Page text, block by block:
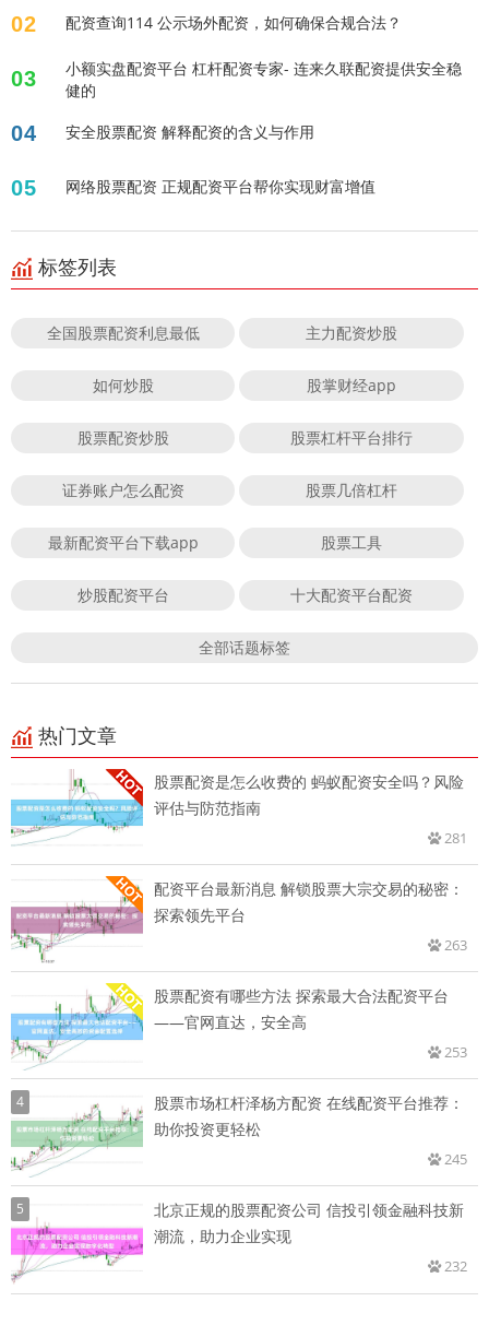
02 配资查询114 公示场外配资，如何确保合规合法？
03
小额实盘配资平台 杠杆配资专家- 连来久联配资提供安全稳
健的
04 安全股票配资 解释配资的含义与作用
05 网络股票配资 正规配资平台帮你实现财富增值
标签列表
全国股票配资利息最低 主力配资炒股
如何炒股 股掌财经app
股票配资炒股 股票杠杆平台排行
证券账户怎么配资 股票几倍杠杆
最新配资平台下载app 股票工具
炒股配资平台 十大配资平台配资
全部话题标签
热门文章
股票配资是怎么收费的 蚂蚁配资安全吗？风险
评估与防范指南
281
配资平台最新消息 解锁股票大宗交易的秘密：
探索领先平台
263
股票配资有哪些方法 探索最大合法配资平台
——官网直达，安全高
253
4
股票市场杠杆泽杨方配资 在线配资平台推荐：
助你投资更轻松
245
5
北京正规的股票配资公司 信投引领金融科技新
潮流，助力企业实现
232